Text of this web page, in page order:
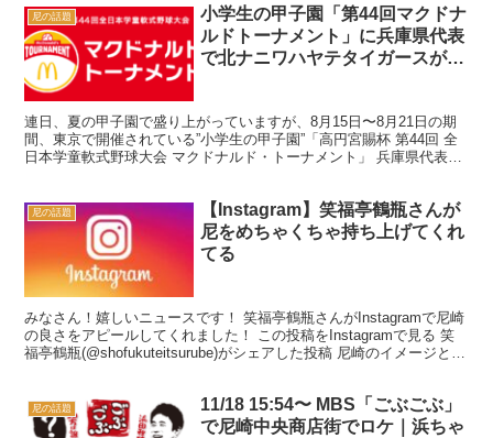
尼の話題
小学生の甲子園「第44回マクドナ
ルドトーナメント」に兵庫県代表
で北ナニワハヤテタイガースが出
連日、夏の甲子園で盛り上がっていますが、8月15日〜8月21日の期
間、東京で開催されている”小学生の甲子園”「高円宮賜杯 第44回 全
日本学童軟式野球大会 マクドナルド・トーナメント」 兵庫県代表と
尼の話題
【Instagram】笑福亭鶴瓶さんが
尼をめちゃくちゃ持ち上げてくれ
てる
みなさん！嬉しいニュースです！ 笑福亭鶴瓶さんがInstagramで尼崎
の良さをアピールしてくれました！ この投稿をInstagramで見る 笑
福亭鶴瓶(@shofukuteitsurube)がシェアした投稿 尼崎のイメージとは
尼の話題
11/18 15:54〜 MBS「ごぶごぶ」
で尼崎中央商店街でロケ｜浜ちゃ